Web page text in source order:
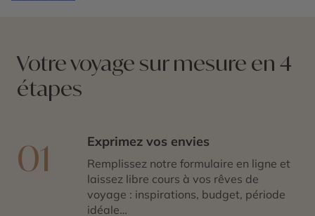
Votre voyage sur mesure en 4
étapes
01 Exprimez vos envies
Remplissez notre formulaire en ligne et
laissez libre cours à vos rêves de
voyage : inspirations, budget, période
idéale…